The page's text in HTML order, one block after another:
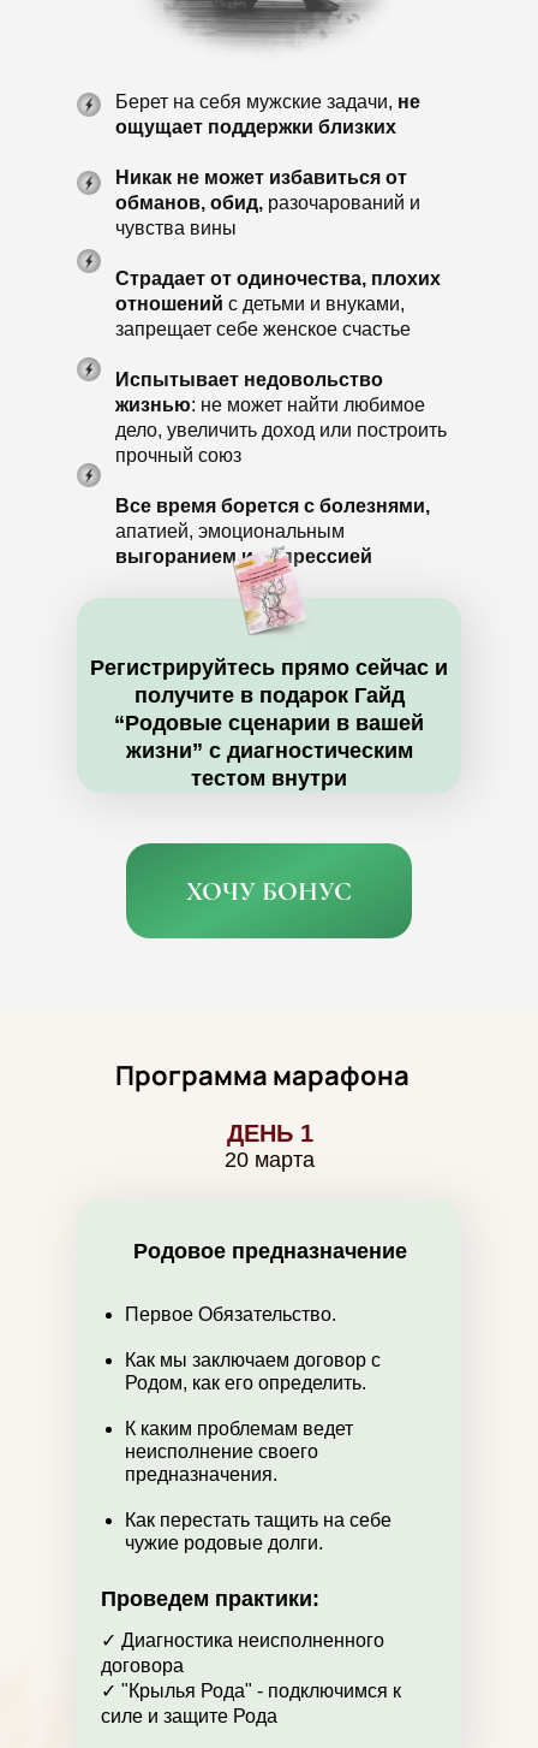
Берет на себя мужские задачи, не
ощущает поддержки близких
Никак не может избавиться от
обманов, обид, разочарований и
чувства вины
Страдает от одиночества, плохих
отношений с детьми и внуками,
запрещает себе женское счастье
Испытывает недовольство
жизнью: не может найти любимое
дело, увеличить доход или построить
прочный союз
Все время борется с болезнями,
апатией, эмоциональным
выгоранием и депрессией
Регистрируйтесь прямо сейчас и
получите в подарок Гайд
“Родовые сценарии в вашей
жизни” с диагностическим
тестом внутри
ХОЧУ БОНУС
Программа марафона
ДЕНЬ 1
Родовое предназначение
✓ Диагностика неисполненного
договора
✓ "Крылья Рода" - подключимся к
силе и защите Рода
Проведем практики:
Первое Обязательство.
Как мы заключаем договор с
Родом, как его определить.
К каким проблемам ведет
неисполнение своего
предназначения.
Как перестать тащить на себе
чужие родовые долги.
20 марта